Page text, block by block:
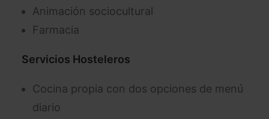
Animación sociocultural
Farmacia
Servicios Hosteleros
Cocina propia con dos opciones de menú
diario